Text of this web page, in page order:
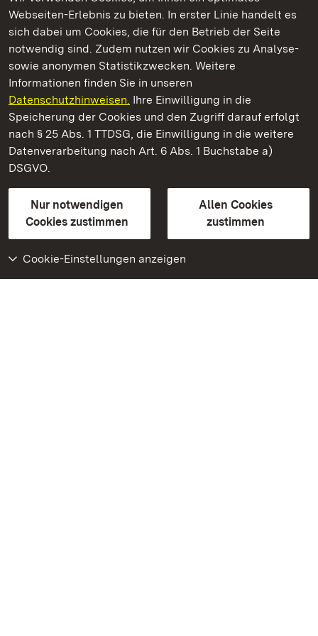
Webseiten-Erlebnis zu bieten. In erster Linie handelt es
sich dabei um Cookies, die für den Betrieb der Seite
notwendig sind. Zudem nutzen wir Cookies zu Analyse-
sowie anonymen Statistikzwecken. Weitere
Informationen finden Sie in unseren
Datenschutzhinweisen. Ihre Einwilligung in die
Speicherung der Cookies und den Zugriff darauf erfolgt
nach § 25 Abs. 1 TTDSG, die Einwilligung in die weitere
Datenverarbeitung nach Art. 6 Abs. 1 Buchstabe a)
DSGVO.
Nur notwendigen
Cookies zustimmen
Allen Cookies
zustimmen
Cookie-Einstellungen anzeigen
Kommen. Staunen. Genießen.
Altes Schloss Hohenbaden
Staatliche Schlösser und Gärten Baden-Württemberg
Kontakt
GebärdenspracheLeichte Sprache
Erklärung zur Barrierefreiheit
BITV-konform (geprüfte Seiten)
Weiteres